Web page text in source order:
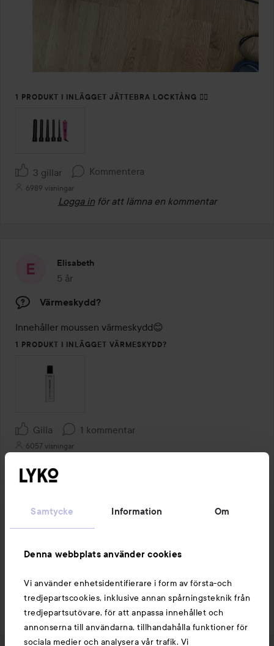
Samtycke Information Om
Denna webbplats använder cookies
Vi använder enhetsidentifierare i form av första-och
tredjepartscookies, inklusive annan spårningsteknik från
tredjepartsutövare, för att anpassa innehållet och
annonserna till användarna, tillhandahålla funktioner för
sociala medier och analysera vår trafik. Vi
1 PRODUKT I INLÄGGET JÄTTEBRA LOCKTÅNG 👍🏻
3 gillar Kommentera
6989 visningar
Logga in för att lämna en kommentar
Elisabeth
5 år
Inlägget skapades 5 år
Värmeskydd?
Innehåller moussen värmeskydd😊
1 PRODUKT I INLÄGGET VÄRMESKYDD?
Gilla 1 kommentar
6057 visningar
Hejsan 💎
skyddar mot fön👌
1 gillar
Logga in för att lämna en kommentar